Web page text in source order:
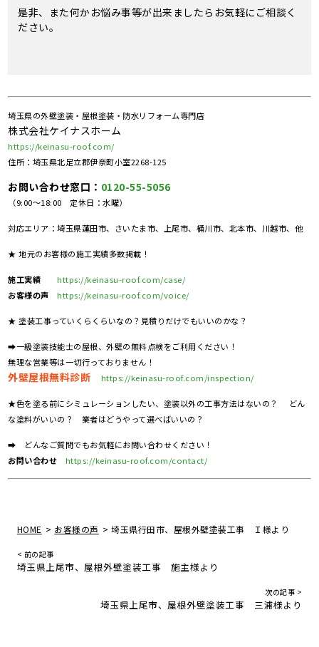
是非、また何かお悩み事等が出来ましたらお気軽にご相談く
ださい。
埼玉県の外壁塗装・屋根塗装・防水リフォーム専門店
株式会社ケイナスホーム
https://keinasu-roof.com/
住所：埼玉県北足立郡伊奈町小室2268-125
お問い合わせ窓口： 0120-55-5056
（9:00～18:00 定休日：水曜）
対応エリア：埼玉県蓮田市、さいたま市、上尾市、桶川市、北本市、川越市、他
★ 地元のお客様の施工実績多数掲載！
施工実績
https://keinasu-roof.com/case/
お客様の声
https://keinasu-roof.com/voice/
★ 塗装工事っていくらくらいなの？見積りだけでもいいのかな？
➡一級塗装技能士の屋根、外壁の無料点検をご利用ください！
無理な営業等は一切行っておりません！
外壁屋根無料診断 https://keinasu-roof.com/inspection/
★色を塗る前にシミュレーションしたい、塗装以外の工事方法はないの？ どん
な塗料がいいの？ 業者はどうやって選べばいいの？
➡ どんなご質問でもお気軽にお問い合わせください！
お問い合わせ
https://keinasu-roof.com/contact/
HOME > お客様の声 >埼玉県行田市、屋根外壁塗装工事 Ｉ様より
< 前の記事
埼玉県上尾市、屋根外壁塗装工事 施主様より
次の記事 >
埼玉県上尾市、屋根外壁塗装工事 三浦様より